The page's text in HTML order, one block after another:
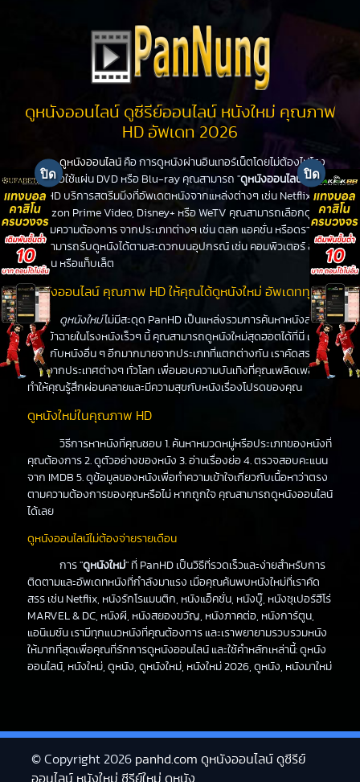
ดูหนังออนไลน์ ดูซีรีย์ออนไลน์ หนังใหม่ คุณภาพ
HD อัพเดท 2026
ดูหนังออนไลน์ คือ การดูหนังผ่านอินเทอร์เน็ตโดยไม่ต้องไปโรง
หนังหรือใช้แผ่น DVD หรือ Blu-ray คุณสามารถ "ดูหนังออนไลน์ " ได้ที่
PanHD บริการสตรีมมิ่งที่อัพเดตหนังจากแหล่งต่างๆ เช่น Netflix,
Amazon Prime Video, Disney+ หรือ WeTV คุณสามารถเลือกดูหนัง
ได้ตามความต้องการ จากประเภทต่างๆ เช่น ตลก แอคชั่น หรือดราม่า
คุณสามารถรับดูหนังได้ตามสะดวกบนอุปกรณ์ เช่น คอมพิวเตอร์ สมา
ร์ทโฟน หรือแท็บเล็ต
ดูหนังออนไลน์ คุณภาพ HD ให้คุณได้ดูหนังใหม่ อัพเดททุกวัน
ดูหนังใหม่ไม่มีสะดุด PanHD เป็นแหล่งรวมการค้นหาหนังล่าสุด
ที่จะเข้าฉายในโรงหนังเร็วๆ นี้ คุณสามารถดูหนังใหม่สุดฮอตได้ที่นี่ เช่น
เดียวกับหนังอื่น ๆ อีกมากมายจากประเภทที่แตกต่างกัน เราคัดสรร
หนังจากประเทศต่างๆ ทั่วโลก เพื่อมอบความบันเทิงที่คุณเพลิดเพลิน
ทำให้คุณรู้สึกผ่อนคลายและมีความสุขกับหนังเรื่องโปรดของคุณ
ดูหนังใหม่ในคุณภาพ HD
วิธีการหาหนังที่คุณชอบ 1. ค้นหาหมวดหมู่หรือประเภทของหนังที่
คุณต้องการ 2. ดูตัวอย่างของหนัง 3. อ่านเรื่องย่อ 4. ตรวจสอบคะแนน
จาก IMDB 5. ดูข้อมูลของหนังเพื่อทำความเข้าใจเกี่ยวกับเนื้อหาว่าตรง
ตามความต้องการของคุณหรือไม่ หากถูกใจ คุณสามารถดูหนังออนไลน์
ได้เลย
ดูหนังออนไลน์ไม่ต้องจ่ายรายเดือน
การ "ดูหนังใหม่" ที่ PanHD เป็นวิธีที่รวดเร็วและง่ายสำหรับการ
ติดตามและอัพเดทหนังที่กำลังมาแรง เมื่อคุณค้นพบหนังใหม่ที่เราคัด
สรร เช่น Netflix, หนังรักโรแมนติก, หนังแอ็คชั่น, หนังบู๊, หนังซุเปอร์ฮีโร่
MARVEL & DC, หนังผี, หนังสยองขวัญ, หนังภาคต่อ, หนังการ์ตูน,
แอนิเมชัน เรามีทุกแนวหนังที่คุณต้องการ และเราพยายามรวบรวมหนัง
ให้มากที่สุดเพื่อคุณที่รักการดูหนังออนไลน์ และใช้คำหลักเหล่านี้: ดูหนัง
ออนไลน์, หนังใหม่, ดูหนัง, ดูหนังใหม่, หนังใหม่ 2026, ดูหนัง, หนังมาใหม่
© Copyright 2026 panhd.com ดูหนังออนไลน์ ดูซีรีย์
ออนไลน์ หนังใหม่ ซีรีย์ใหม่ ดูหนัง